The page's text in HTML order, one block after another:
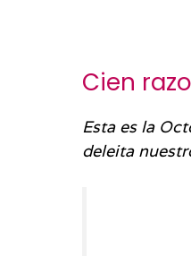
Cien
Esta es la
deleita